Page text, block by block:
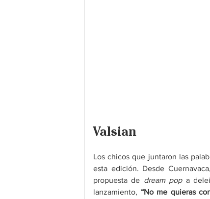
Valsian
Los chicos que juntaron las
esta edición. Desde
propuesta de dream pop a
lanzamiento, “No me quieras